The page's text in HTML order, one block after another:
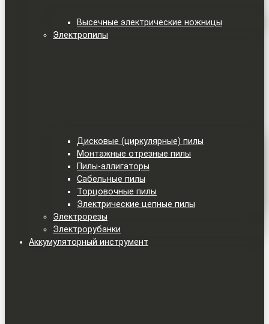
Высечные электрические ножницы
Электропилы
Дисковые (циркулярные) пилы
Монтажные отрезные пилы
Пилы-аллигаторы
Сабельные пилы
Торцовочные пилы
Электрические цепные пилы
Электрорезы
Электрорубанки
Аккумуляторный инструмент